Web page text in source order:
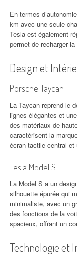
En termes
km avec une seule
Tesla est également
permet de recharger
Design et
Porsche Taycan
La Taycan reprend le
lignes élégantes et
des matériaux de
caractérisent la
écran tactile central et
Tesla Model S
La Model S a un
silhouette épurée qui
minimaliste, avec un
des fonctions de la
spacieux, offrant un
Technologie et